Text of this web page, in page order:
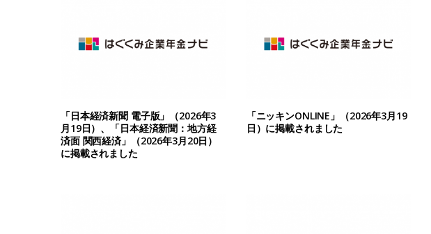
「日本経済新聞 電子版」（2026年3
月19日）、「日本経済新聞：地方経
済面 関西経済」（2026年3月20日）
に掲載されました
「ニッキンONLINE」（2026年3月19
日）に掲載されました